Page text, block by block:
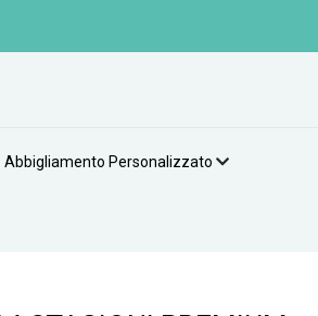
Abbigliamento Personalizzato